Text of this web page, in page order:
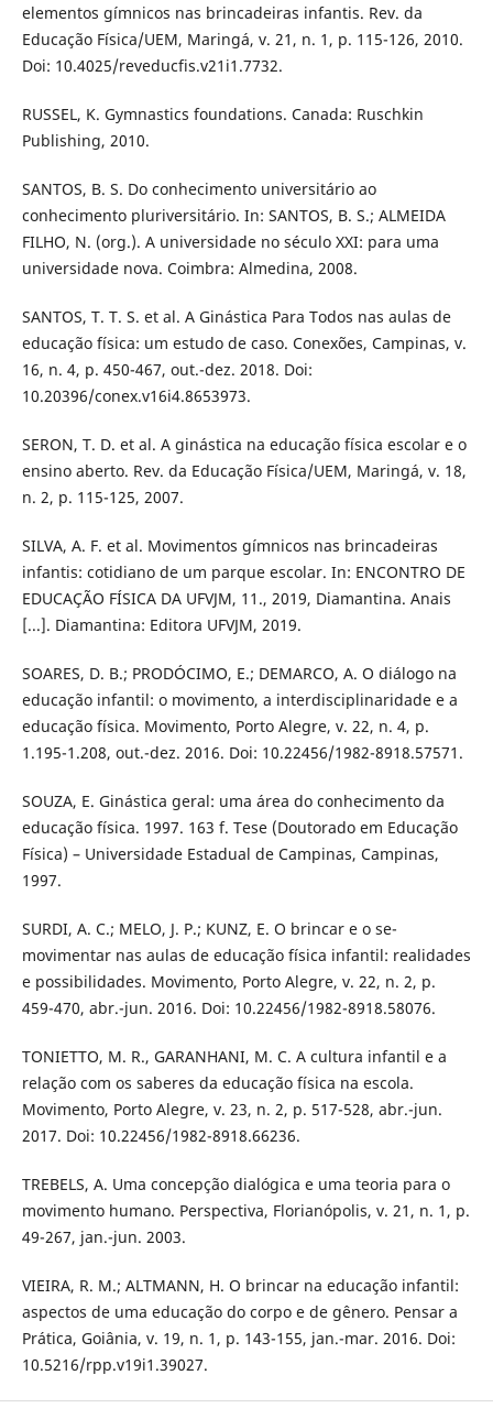
elementos gímnicos nas brincadeiras infantis. Rev. da
Educação Física/UEM, Maringá, v. 21, n. 1, p. 115-126, 2010.
Doi: 10.4025/reveducfis.v21i1.7732.
RUSSEL, K. Gymnastics foundations. Canada: Ruschkin
Publishing, 2010.
SANTOS, B. S. Do conhecimento universitário ao
conhecimento pluriversitário. In: SANTOS, B. S.; ALMEIDA
FILHO, N. (org.). A universidade no século XXI: para uma
universidade nova. Coimbra: Almedina, 2008.
SANTOS, T. T. S. et al. A Ginástica Para Todos nas aulas de
educação física: um estudo de caso. Conexões, Campinas, v.
16, n. 4, p. 450-467, out.-dez. 2018. Doi:
10.20396/conex.v16i4.8653973.
SERON, T. D. et al. A ginástica na educação física escolar e o
ensino aberto. Rev. da Educação Física/UEM, Maringá, v. 18,
n. 2, p. 115-125, 2007.
SILVA, A. F. et al. Movimentos gímnicos nas brincadeiras
infantis: cotidiano de um parque escolar. In: ENCONTRO DE
EDUCAÇÃO FÍSICA DA UFVJM, 11., 2019, Diamantina. Anais
[...]. Diamantina: Editora UFVJM, 2019.
SOARES, D. B.; PRODÓCIMO, E.; DEMARCO, A. O diálogo na
educação infantil: o movimento, a interdisciplinaridade e a
educação física. Movimento, Porto Alegre, v. 22, n. 4, p.
1.195-1.208, out.-dez. 2016. Doi: 10.22456/1982-8918.57571.
SOUZA, E. Ginástica geral: uma área do conhecimento da
educação física. 1997. 163 f. Tese (Doutorado em Educação
Física) – Universidade Estadual de Campinas, Campinas,
1997.
SURDI, A. C.; MELO, J. P.; KUNZ, E. O brincar e o se-
movimentar nas aulas de educação física infantil: realidades
e possibilidades. Movimento, Porto Alegre, v. 22, n. 2, p.
459-470, abr.-jun. 2016. Doi: 10.22456/1982-8918.58076.
TONIETTO, M. R., GARANHANI, M. C. A cultura infantil e a
relação com os saberes da educação física na escola.
Movimento, Porto Alegre, v. 23, n. 2, p. 517-528, abr.-jun.
2017. Doi: 10.22456/1982-8918.66236.
TREBELS, A. Uma concepção dialógica e uma teoria para o
movimento humano. Perspectiva, Florianópolis, v. 21, n. 1, p.
49-267, jan.-jun. 2003.
VIEIRA, R. M.; ALTMANN, H. O brincar na educação infantil:
aspectos de uma educação do corpo e de gênero. Pensar a
Prática, Goiânia, v. 19, n. 1, p. 143-155, jan.-mar. 2016. Doi:
10.5216/rpp.v19i1.39027.